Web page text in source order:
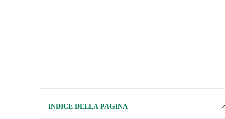
INDICE DELLA PAGINA